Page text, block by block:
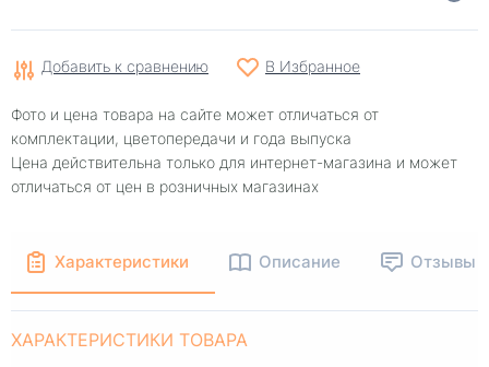
Добавить к сравнению В Избранное
Фото и цена товара на сайте может отличаться от
комплектации, цветопередачи и года выпуска
Цена действительна только для интернет-магазина и может
отличаться от цен в розничных магазинах
Характеристики Описание Отзывы
ХАРАКТЕРИСТИКИ ТОВАРА